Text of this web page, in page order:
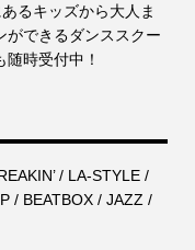
るキッズから⼤⼈ま
ができるダンススクー
時受付中！
/ LA-STYLE /
/ BEATBOX / JAZZ /